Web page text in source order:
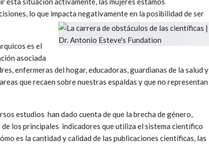
lo que impacta negativamente en la posibilidad de ser
es el
asociada
enfermeras del hogar, educadoras, guardianas de la salud y
que recaen sobre nuestras espaldas y que no representan
estudios han dado cuenta de que la brecha de género,
de los principales indicadores que utiliza el sistema científico
es la cantidad y calidad de las publicaciones científicas, las